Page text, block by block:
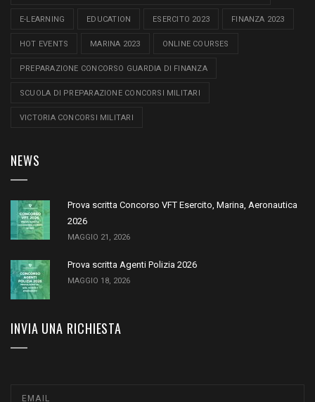
E-LEARNING EDUCATION ESERCITO 2023 FINANZA 2023
HOT EVENTS MARINA 2023 ONLINE COURSES
PREPARAZIONE CONCORSO GUARDIA DI FINANZA
SCUOLA DI PREPARAZIONE CONCORSI MILITARI
VICTORIA CONCORSI MILITARI
NEWS
Prova scritta Concorso VFT Esercito, Marina, Aeronautica
2026
MAGGIO 21, 2026
Prova scritta Agenti Polizia 2026
MAGGIO 18, 2026
INVIA UNA RICHIESTA